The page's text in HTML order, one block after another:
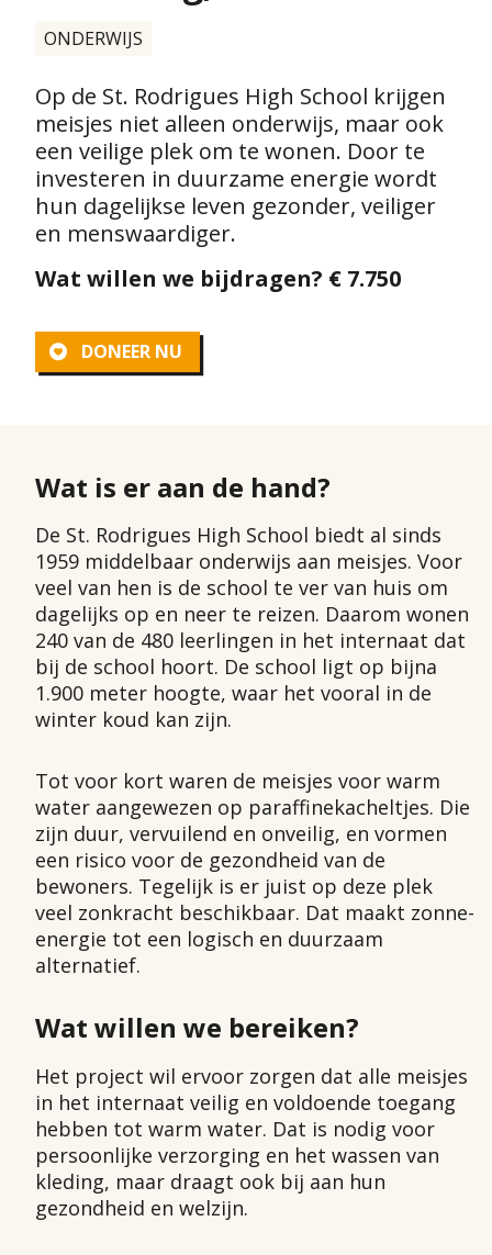
ONDERWIJS
Op de St. Rodrigues High School krijgen
meisjes niet alleen onderwijs, maar ook
een veilige plek om te wonen. Door te
investeren in duurzame energie wordt
hun dagelijkse leven gezonder, veiliger
en menswaardiger.
Wat willen we bijdragen? € 7.750
DONEER NU
Wat is er aan de hand?
De St. Rodrigues High School biedt al sinds
1959 middelbaar onderwijs aan meisjes. Voor
veel van hen is de school te ver van huis om
dagelijks op en neer te reizen. Daarom wonen
240 van de 480 leerlingen in het internaat dat
bij de school hoort. De school ligt op bijna
1.900 meter hoogte, waar het vooral in de
winter koud kan zijn.
Tot voor kort waren de meisjes voor warm
water aangewezen op paraffinekacheltjes. Die
zijn duur, vervuilend en onveilig, en vormen
een risico voor de gezondheid van de
bewoners. Tegelijk is er juist op deze plek
veel zonkracht beschikbaar. Dat maakt zonne-
energie tot een logisch en duurzaam
alternatief.
Wat willen we bereiken?
Het project wil ervoor zorgen dat alle meisjes
in het internaat veilig en voldoende toegang
hebben tot warm water. Dat is nodig voor
persoonlijke verzorging en het wassen van
kleding, maar draagt ook bij aan hun
gezondheid en welzijn.